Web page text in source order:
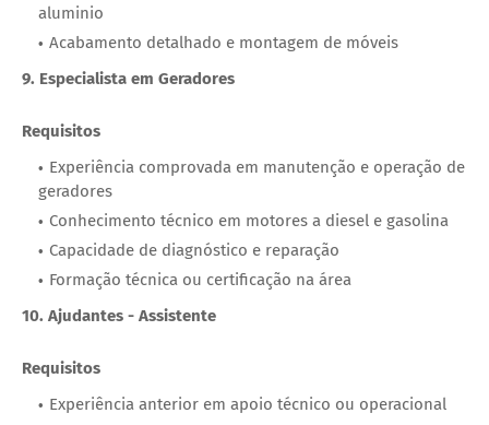
aluminio
Acabamento detalhado e montagem de móveis
9. Especialista em Geradores
Requisitos
Experiência comprovada em manutenção e operação de
geradores
Conhecimento técnico em motores a diesel e gasolina
Capacidade de diagnóstico e reparação
Formação técnica ou certificação na área
10. Ajudantes - Assistente
Requisitos
Experiência anterior em apoio técnico ou operacional